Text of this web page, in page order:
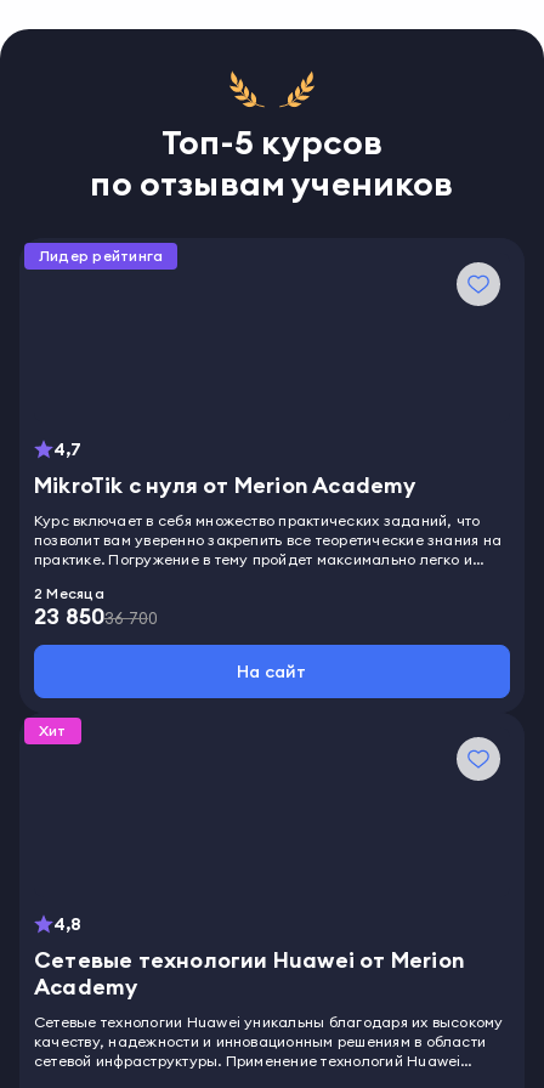
Топ-5 курсов
по отзывам учеников
4,7
MikroTik с нуля от Merion Academy
Лидер рейтинга
Курс включает в себя множество практических заданий, что
позволит вам уверенно закрепить все теоретические знания на
практике. Погружение в тему пройдет максимально легко и
работы с сетевым оборудованием MikroTik. Вы освоите работу с
высококачественным оборудованием, предоставленным
выбора оптимальных инструментов для организации сети.
Изучите операционную систему RouterOS, которая является
основой для настройки и управления устройствами MikroTik. Вы
научитесь гибко конфигурировать оборудование под
специфические требования, адаптируя его возможности под
2 Месяца
23 85036 700
На сайт
4,8
Сетевые технологии Huawei от Merion
Academy
Хит
Сетевые технологии Huawei уникальны благодаря их высокому
качеству, надежности и инновационным решениям в области
сетевой инфраструктуры. Применение технологий Huawei